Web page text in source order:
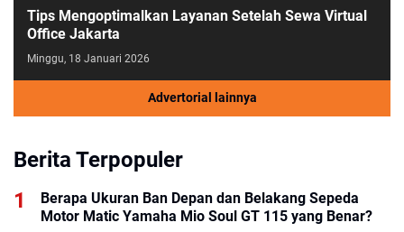
Tips Mengoptimalkan Layanan Setelah Sewa Virtual
Office Jakarta
Minggu, 18 Januari 2026
Advertorial lainnya
Berita Terpopuler
Berapa Ukuran Ban Depan dan Belakang Sepeda
Motor Matic Yamaha Mio Soul GT 115 yang Benar?